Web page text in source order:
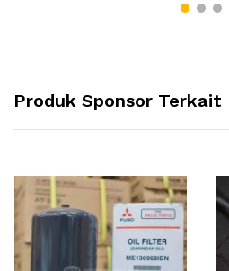
Produk Sponsor Terkait